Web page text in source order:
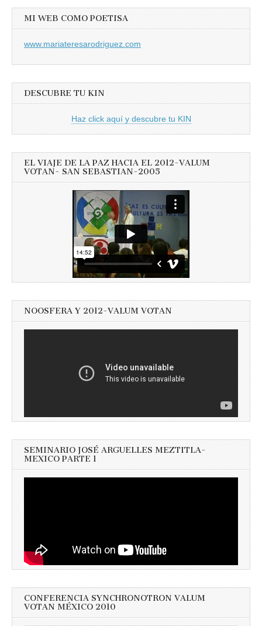
MI WEB COMO POETISA
www.mariateresarodriguez.com
DESCUBRE TU KIN
Haz click aquí y descubre tu KIN
EL VIAJE DE LA PAZ HACIA EL 2012-VALUM
VOTAN- SAN SEBASTIAN-2005
NOOSFERA Y 2012-VALUM VOTAN
SEMINARIO JOSÉ ARGUELLES MEZTITLA-
MEXICO PARTE 1
CONFERENCIA SYNCHRONOTRON VALUM
VOTAN MÉXICO 2010